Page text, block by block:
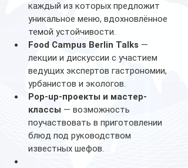
каждый из которых предложит
уникальное меню, вдохновлённое
темой устойчивости.
Food Campus Berlin Talks —
лекции и дискуссии с участием
ведущих экспертов гастрономии,
урбанистов и экологов.
Pop-up-проекты и мастер-
классы — возможность
поучаствовать в приготовлении
блюд под руководством
известных шефов.